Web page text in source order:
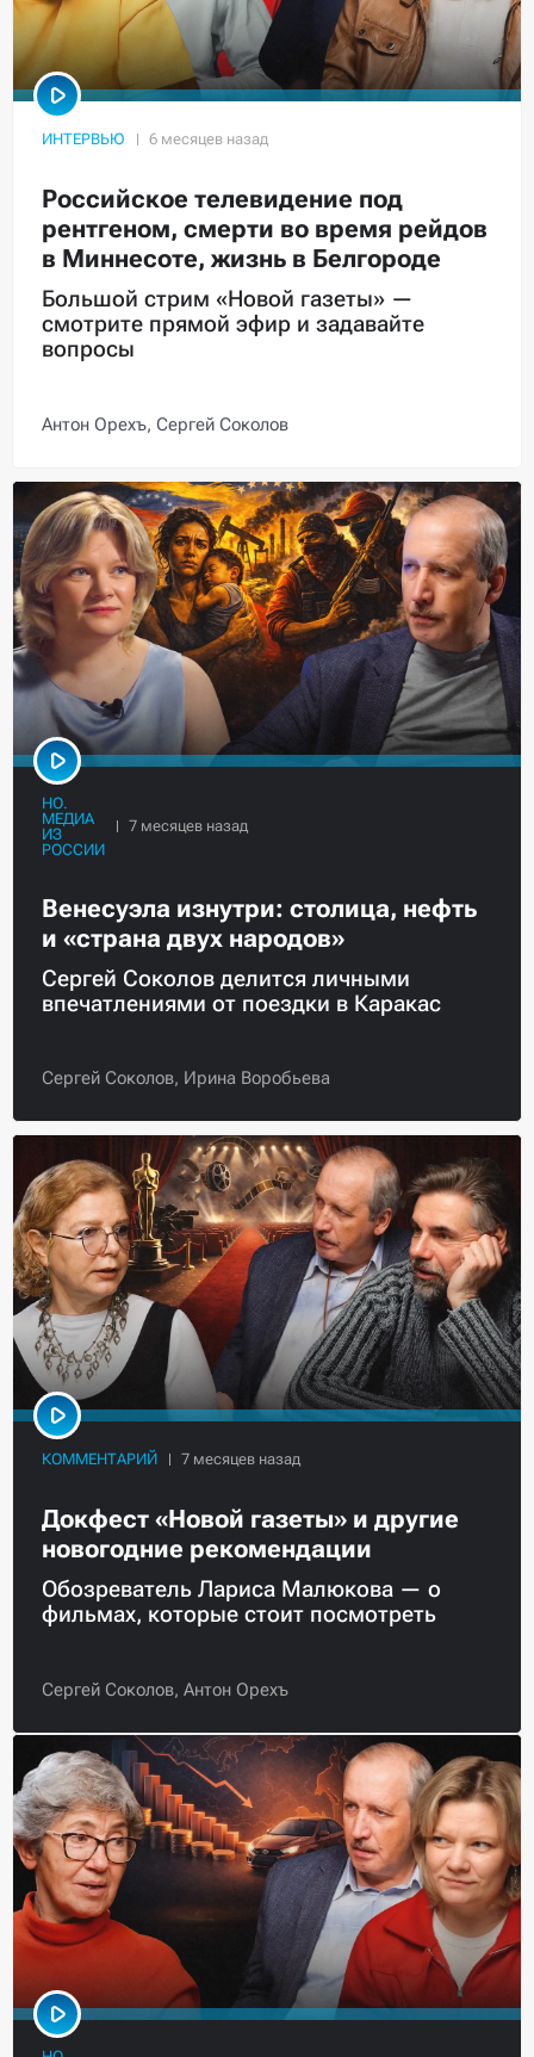
ИНТЕРВЬЮ
Российское телевидение под
рентгеном, смерти во время рейдов
в Миннесоте, жизнь в Белгороде
Большой стрим «Новой газеты» —
смотрите прямой эфир и задавайте
вопросы
Антон Орехъ, Сергей Соколов
НО.
МЕДИА
ИЗ
РОССИИ
Венесуэла изнутри: столица, нефть
и «страна двух народов»
Сергей Соколов делится личными
впечатлениями от поездки в Каракас
Сергей Соколов, Ирина Воробьева
КОММЕНТАРИЙ
Докфест «Новой газеты» и другие
новогодние рекомендации
Обозреватель Лариса Малюкова — о
фильмах, которые стоит посмотреть
Сергей Соколов, Антон Орехъ